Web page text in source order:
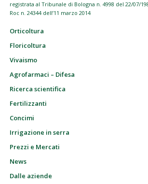
registrata al Tribunale di Bologna n. 4998 del 22/07/
Roc n. 24344 dell’11 marzo 2014
Orticoltura
Floricoltura
Vivaismo
Agrofarmaci – Difesa
Ricerca scientifica
Fertilizzanti
Concimi
Irrigazione in serra
Prezzi e Mercati
News
Dalle aziende